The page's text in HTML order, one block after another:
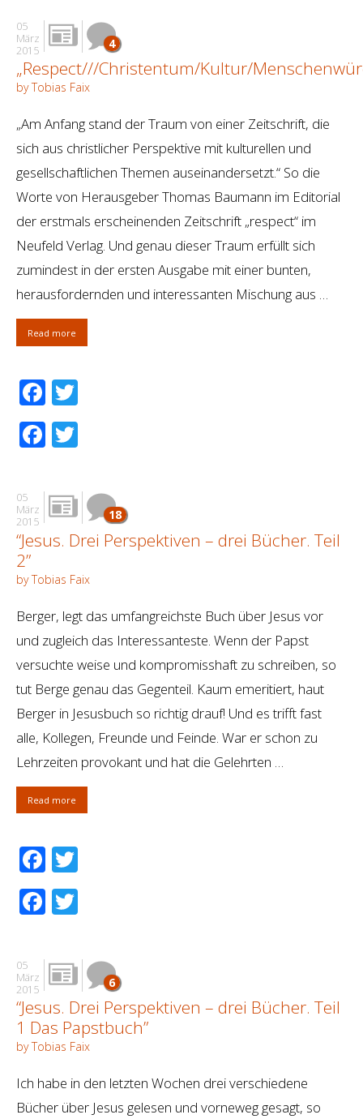
05
März
2015
4
„Respect///Christentum/Kultur/
by Tobias Faix
„Am Anfang stand der Traum von einer Zeitschrift, die
sich aus christlicher Perspektive mit kulturellen und
gesellschaftlichen Themen auseinandersetzt.“ So die
Worte von Herausgeber Thomas Baumann im Editorial
der erstmals erscheinenden Zeitschrift „respect“ im
Neufeld Verlag. Und genau dieser Traum erfüllt sich
zumindest in der ersten Ausgabe mit einer bunten,
herausfordernden und interessanten Mischung aus …
Read more
Facebook
Facebook
05
März
2015
18
“Jesus. Drei Perspektiven – drei Bücher. Teil
2”
by Tobias Faix
Berger, legt das umfangreichste Buch über Jesus vor
und zugleich das Interessanteste. Wenn der Papst
versuchte weise und kompromisshaft zu schreiben, so
tut Berge genau das Gegenteil. Kaum emeritiert, haut
Berger in Jesusbuch so richtig drauf! Und es trifft fast
alle, Kollegen, Freunde und Feinde. War er schon zu
Lehrzeiten provokant und hat die Gelehrten …
Read more
Facebook
Facebook
05
März
2015
6
“Jesus. Drei Perspektiven – drei Bücher. Teil
1 Das Papstbuch”
by Tobias Faix
Ich habe in den letzten Wochen drei verschiedene
Bücher über Jesus gelesen und vorneweg gesagt, so